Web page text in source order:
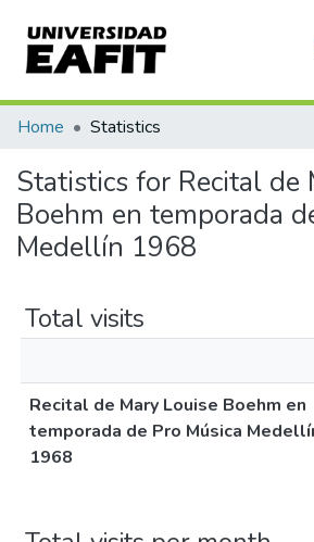
Communities & Collections
All of DSpace
Home Statistics
Statistics for Recital de
Boehm en temporada
Medellín 1968
Total visits
Recital de Mary Louise Boehm en
temporada de Pro Música
1968